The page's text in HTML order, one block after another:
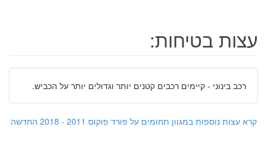
עצות בטיחות:
רכב בינוני - קיימים רכבים קטנים יותר וגדולים יותר על הכביש.
קרא עצות נוספות במגוון תחומים על פורד פוקוס 2011 - 2018 החדשה